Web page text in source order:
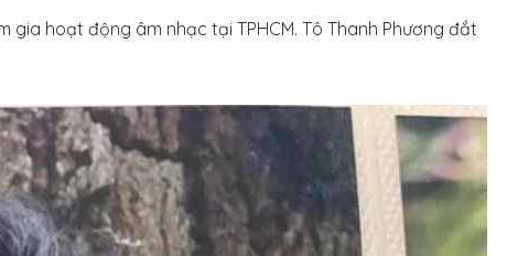
gia hoạt động âm nhạc tại TPHCM. Tô Thanh Phương đắt